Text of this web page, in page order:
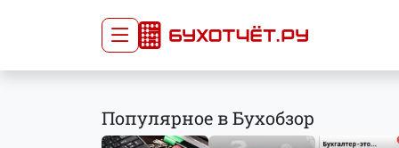
Главная
Популярное в Бухобзор